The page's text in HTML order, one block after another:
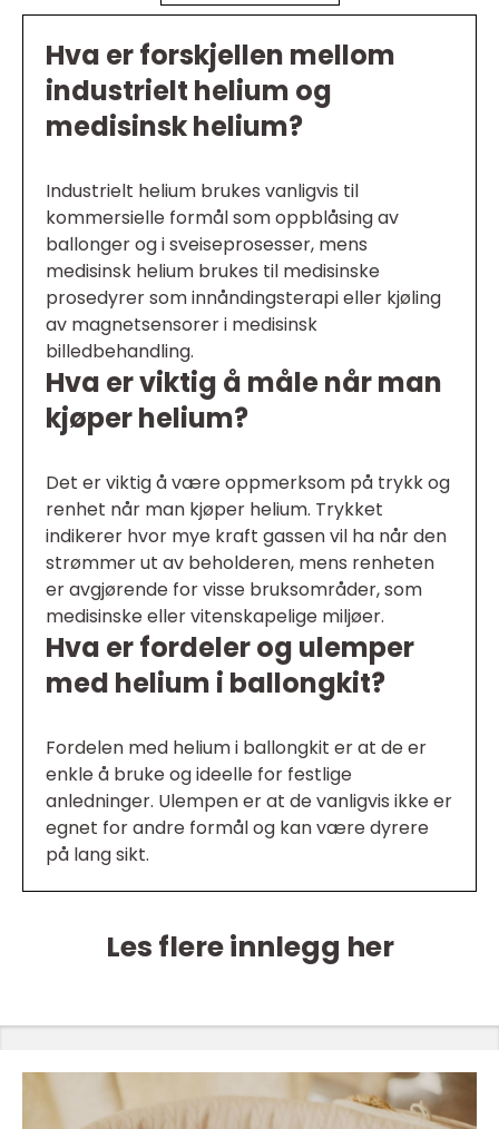
Hva er forskjellen mellom
industrielt helium og
medisinsk helium?
Industrielt helium brukes vanligvis til
kommersielle formål som oppblåsing av
ballonger og i sveiseprosesser, mens
medisinsk helium brukes til medisinske
prosedyrer som innåndingsterapi eller kjøling
av magnetsensorer i medisinsk
billedbehandling.
Hva er viktig å måle når man
kjøper helium?
Det er viktig å være oppmerksom på trykk og
renhet når man kjøper helium. Trykket
indikerer hvor mye kraft gassen vil ha når den
strømmer ut av beholderen, mens renheten
er avgjørende for visse bruksområder, som
medisinske eller vitenskapelige miljøer.
Hva er fordeler og ulemper
med helium i ballongkit?
Fordelen med helium i ballongkit er at de er
enkle å bruke og ideelle for festlige
anledninger. Ulempen er at de vanligvis ikke er
egnet for andre formål og kan være dyrere
på lang sikt.
Les flere innlegg her